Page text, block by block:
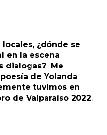
¿dónde se
en la escena
dialogas? Me
poesía de Yolanda
tuvimos en
de Valparaíso 2022.